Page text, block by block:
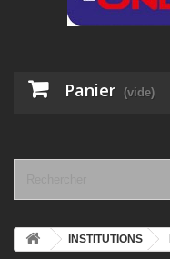
Panier (vide)
INSTITUTIONS